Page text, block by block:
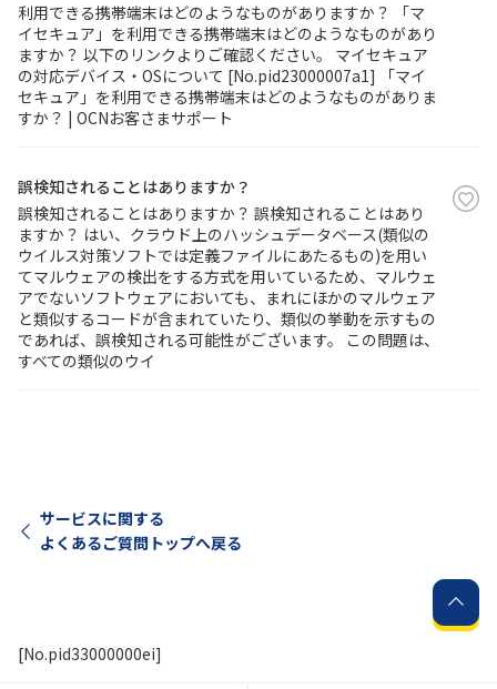
利用できる携帯端末はどのようなものがありますか？ 「マ
イセキュア」を利用できる携帯端末はどのようなものがあり
ますか？ 以下のリンクよりご確認ください。 マイセキュア
の対応デバイス・OSについて [No.pid23000007a1] 「マイ
セキュア」を利用できる携帯端末はどのようなものがありま
すか？ | OCNお客さまサポート
誤検知されることはありますか？
誤検知されることはありますか？ 誤検知されることはあり
ますか？ はい、クラウド上のハッシュデータベース(類似の
ウイルス対策ソフトでは定義ファイルにあたるもの)を用い
てマルウェアの検出をする方式を用いているため、マルウェ
アでないソフトウェアにおいても、まれにほかのマルウェア
と類似するコードが含まれていたり、類似の挙動を示すもの
であれば、誤検知される可能性がございます。 この問題は、
すべての類似のウイ
サービスに関する
よくあるご質問トップへ戻る
[No.pid33000000ei]